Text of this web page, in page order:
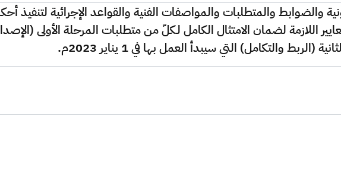
القيمة المضافة الإقرار الضريبي التصرفات العقارية
والضوابط والمتطلبات والمواصفات الفنية والقواعد الإجرائية لتنفيذ